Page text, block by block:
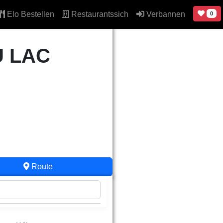
Elo Bestellen Restaurantssich Verbannen 0
LAC
Route